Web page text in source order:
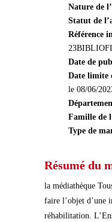
Nature de
Statut de
Référence
Date de
Date limite
le 08/06/
Famille de
Type de
Résumé du
la médiathèque
faire l’objet d’une
réhabilitation.